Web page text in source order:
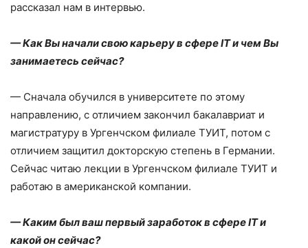
рассказал нам в интервью.
— Как Вы начали свою карьеру в сфере IT и чем Вы
занимаетесь сейчас?
— Сначала обучился в университете по этому
направлению, с отличием закончил бакалавриат и
магистратуру в Ургенчском филиале ТУИТ, потом с
отличием защитил докторскую степень в Германии.
Сейчас читаю лекции в Ургенчском филиале ТУИТ и
работаю в американской компании.
— Каким был ваш первый заработок в сфереITи
какой он сейчас?